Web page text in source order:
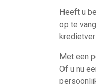
Heeft u
op te
Met een
Of u nu